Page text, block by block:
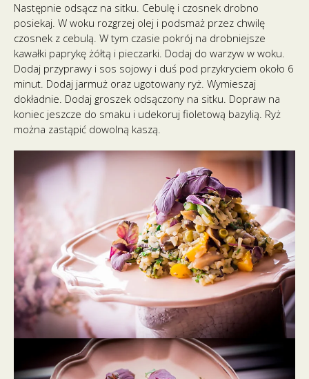
Następnie odsącz na sitku. Cebulę i czosnek drobno
posiekaj. W woku rozgrzej olej i podsmaż przez chwilę
czosnek z cebulą. W tym czasie pokrój na drobniejsze
kawałki paprykę żółtą i pieczarki. Dodaj do warzyw w woku.
Dodaj przyprawy i sos sojowy i duś pod przykryciem około 6
minut. Dodaj jarmuż oraz ugotowany ryż. Wymieszaj
dokładnie. Dodaj groszek odsączony na sitku. Dopraw na
koniec jeszcze do smaku i udekoruj fioletową bazylią. Ryż
można zastąpić dowolną kaszą.